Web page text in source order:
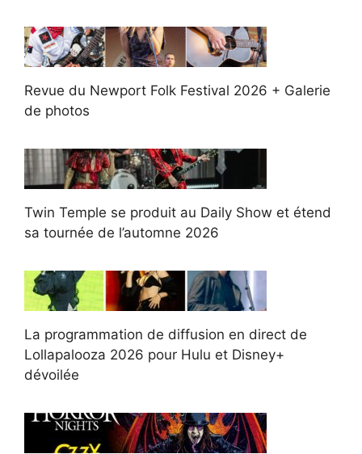
Revue du Newport Folk Festival 2026 + Galerie
de photos
Twin Temple se produit au Daily Show et étend
sa tournée de l’automne 2026
La programmation de diffusion en direct de
Lollapalooza 2026 pour Hulu et Disney+
dévoilée